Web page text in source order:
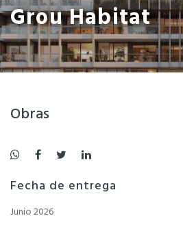
Grou Habitat
Obras
Fecha de entrega
Junio 2026